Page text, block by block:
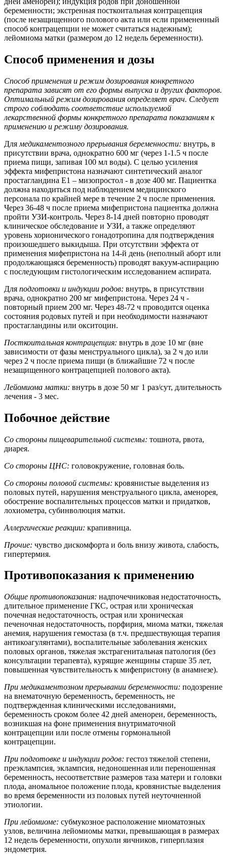
беременности; экстренная посткоитальная контрацепция
(после незащищенного полового акта или если примененный
способ контрацепции не может считаться надежным);
лейомиома матки (размером до 12 недель беременности).
Способ применения и дозы
Способ применения и режим дозирования конкретного
препарата зависят от его формы выпуска и других факторов.
Оптимальный режим дозирования определяет врач. Следует
строго соблюдать соответствие используемой
лекарственной формы конкретного препарата показаниям к
применению и режиму дозирования.
Для медикаментозного прерывания беременности: внутрь, в
присутствии врача, однократно 600 мг (через 1-1.5 ч после
приема пищи, запивая 100 мл воды). С целью усиления
эффекта мифепристона назначают синтетический аналог
простагландина E1 – мизопростол - в дозе 400 мг. Пациентка
должна находиться под наблюдением медицинского
персонала по крайней мере в течение 2 ч после применения.
Через 36-48 ч после приема мифепристона пациентка должна
пройти УЗИ-контроль. Через 8-14 дней повторно проводят
клиническое обследование и УЗИ, а также определяют
уровень хорионического гонадотропина для подтверждения
произошедшего выкидыша. При отсутствии эффекта от
применения мифепристона на 14-й день (неполный аборт или
продолжающаяся беременность) проводят вакуум-аспирацию
с последующим гистологическим исследованием аспирата.
Для подготовки и индукции родов: внутрь, в присутствии
врача, однократно 200 мг мифепристона. Через 24 ч -
повторный прием 200 мг. Через 48-72 ч проводится оценка
состояния родовых путей и при необходимости назначают
простагландины или окситоцин.
Посткоитальная контрацепция: внутрь в дозе 10 мг (вне
зависимости от фазы менструального цикла), за 2 ч до или
через 2 ч после приема пищи (в ближайшие 72 ч после
незащищенного контрацепцией полового акта).
Лейомиома матки: внутрь в дозе 50 мг 1 раз/сут, длительность
лечения - 3 мес.
Побочное действие
Со стороны пищеварительной системы: тошнота, рвота,
диарея.
Со стороны ЦНС: головокружение, головная боль.
Со стороны половой системы: кровянистые выделения из
половых путей, нарушения менструального цикла, аменорея,
обострение воспалительных процессов матки и придатков,
лохиометра, субинволюция матки.
Аллергические реакции: крапивница.
Прочие: чувство дискомфорта и боль внизу живота, слабость,
гипертермия.
Противопоказания к применению
Общие противопоказания: надпочечниковая недостаточность,
длительное применение ГКС, острая или хроническая
почечная недостаточность, острая или хроническая
печеночная недостаточность, порфирия, миома матки, тяжелая
анемия, нарушения гемостаза (в т.ч. предшествующая терапия
антикоагулянтами), воспалительные заболевания женских
половых органов, тяжелая экстрагенитальная патология (без
консультации терапевта), курящие женщины старше 35 лет,
повышенная чувствительность к мифепристону (в анамнезе).
При медикаментозном прерывании беременности: подозрение
на внематочную беременность, беременность, не
подтвержденная клиническими исследованиями,
беременность сроком более 42 дней аменореи, беременность,
возникшая на фоне применения внутриматочной
контрацепции или после отмены гормональной
контрацепции.
При подготовке и индукции родов: гестоз тяжелой степени,
преэклампсия, эклампсия, недоношенная или переношенная
беременность, несоответствие размеров таза матери и головки
плода, аномальное положение плода, кровянистые выделения
во время беременности из половых путей неуточненной
этиологии.
При лейомиоме: субмукозное расположение миоматозных
узлов, величина лейомиомы матки, превышающая в размерах
12 недель беременности, опухоли яичников, гиперплазия
эндометрия.